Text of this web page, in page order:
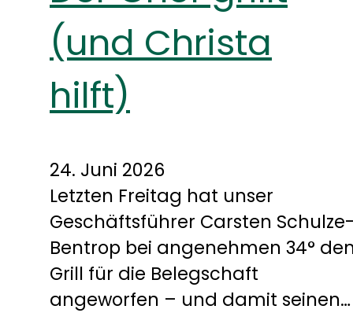
(und Christa
hilft)
24. Juni 2026
Letzten Freitag hat unser
Geschäftsführer Carsten
Bentrop bei angenehmen 34°
Grill für die Belegschaft
angeworfen – und damit seinen…